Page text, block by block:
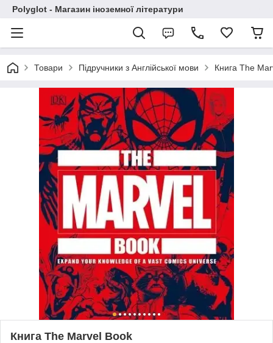
Polyglot - Магазин іноземної літератури
Товари Підручники з Англійської мови Книга The
Книга The Marvel Book